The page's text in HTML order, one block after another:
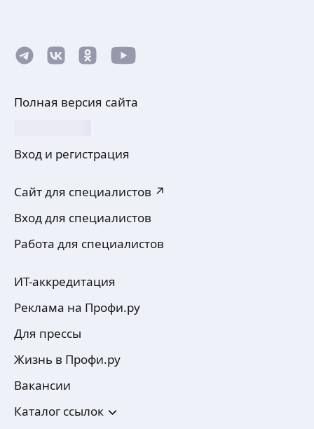
Полная версия сайта
Вход и регистрация
Сайт для специалистов ↗
Вход для специалистов
Работа для специалистов
ИТ-аккредитация
Реклама на Профи.ру
Для прессы
Жизнь в Профи.ру
Вакансии
Каталог ссылок